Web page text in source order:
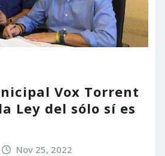
Vox Torrent
Ley del sólo sí es
Nov 25, 2022